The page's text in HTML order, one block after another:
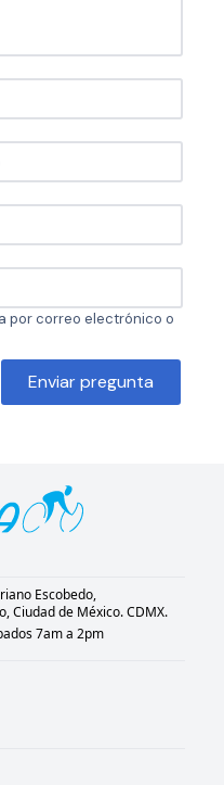
por correo electrónico o
Enviar pregunta
Escobedo,
Ciudad de México. CDMX.
7am a 2pm